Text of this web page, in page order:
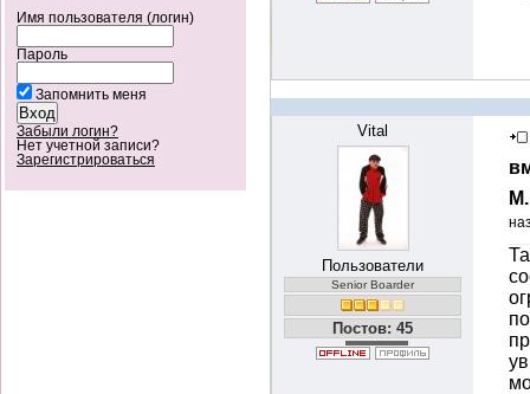
Имя пользователя (логин)
Пароль
Запомнить меня
Забыли логин?
Нет учетной записи?
Зарегистрироваться
Vital
Пользователи
Senior Boarder
Постов: 45